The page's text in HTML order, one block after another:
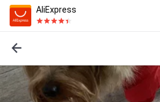
AliExpress